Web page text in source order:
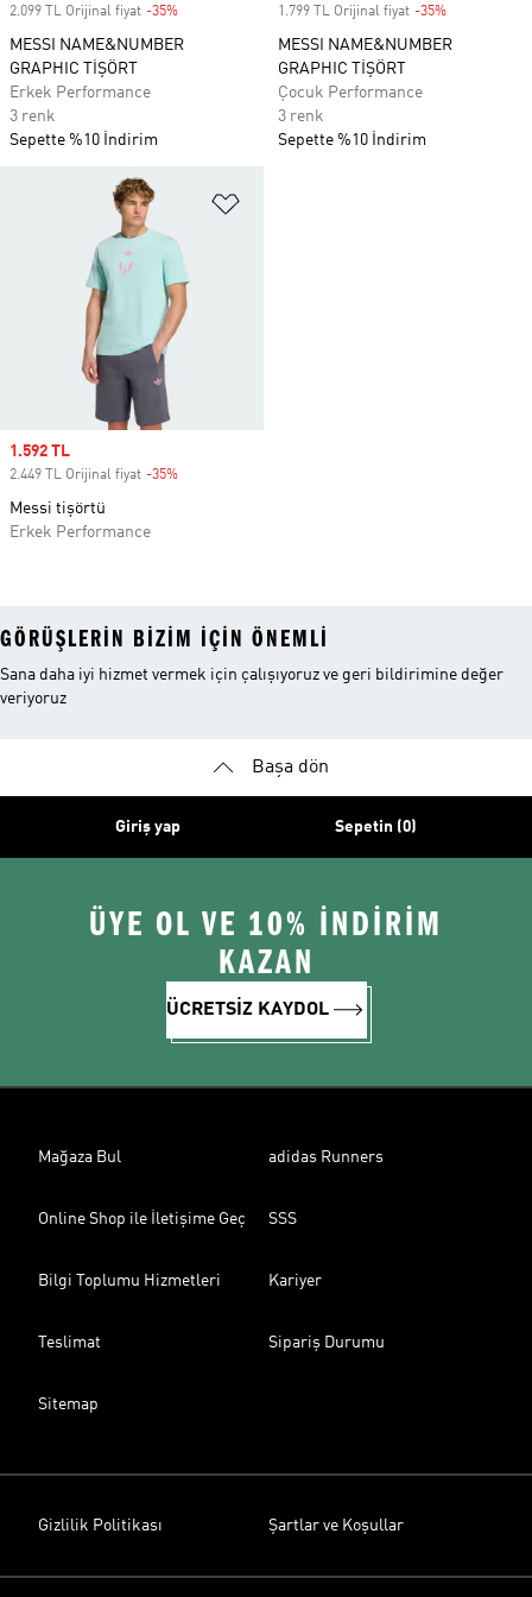
2.099 TL Orijinal fiyat -35%
MESSI NAME&NUMBER
GRAPHIC TİŞÖRT
Erkek Performance
3 renk
Sepette %10 İndirim
1.799 TL Orijinal fiyat -35%
MESSI NAME&NUMBER
GRAPHIC TİŞÖRT
Çocuk Performance
3 renk
Sepette %10 İndirim
Sale price
1.592 TL
2.449 TL Orijinal fiyat -35%
Messi tişörtü
Erkek Performance
GÖRÜŞLERIN BIZIM IÇIN ÖNEMLI
Sana daha iyi hizmet vermek için çalışıyoruz ve geri bildirimine değer
veriyoruz
Başa dön
Giriş yap Sepetin (0)
ÜYE OL VE 10% İNDİRİM
KAZAN
ÜCRETSİZ KAYDOL
Mağaza Bul adidas Runners
Online Shop ile İletişime Geç SSS
Bilgi Toplumu Hizmetleri Kariyer
Teslimat Sipariş Durumu
Sitemap
Gizlilik Politikası Şartlar ve Koşullar